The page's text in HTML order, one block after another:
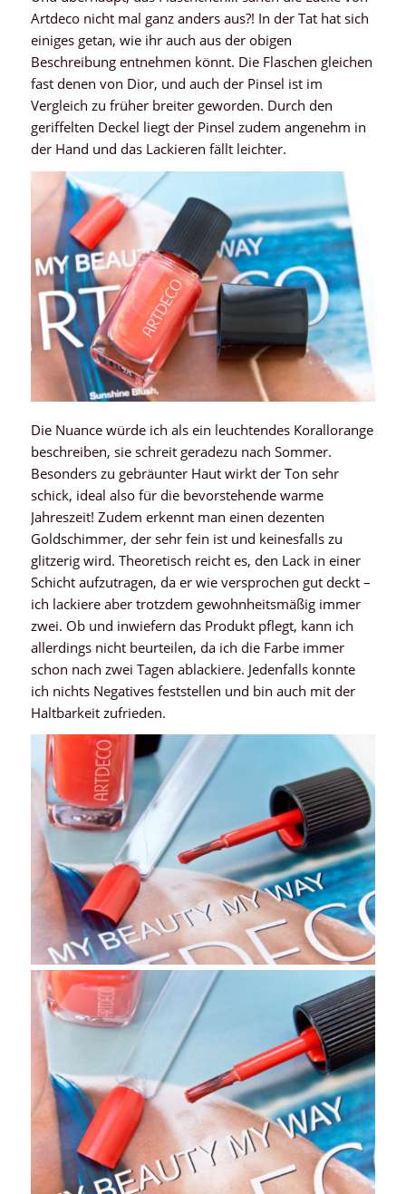
Artdeco nicht mal ganz anders aus?! In der Tat hat sich
einiges getan, wie ihr auch aus der obigen
Beschreibung entnehmen könnt. Die Flaschen gleichen
fast denen von Dior, und auch der Pinsel ist im
Vergleich zu früher breiter geworden. Durch den
geriffelten Deckel liegt der Pinsel zudem angenehm in
der Hand und das Lackieren fällt leichter.
Die Nuance würde ich als ein leuchtendes Korallorange
beschreiben, sie schreit geradezu nach Sommer.
Besonders zu gebräunter Haut wirkt der Ton sehr
schick, ideal also für die bevorstehende warme
Jahreszeit! Zudem erkennt man einen dezenten
Goldschimmer, der sehr fein ist und keinesfalls zu
glitzerig wird. Theoretisch reicht es, den Lack in einer
Schicht aufzutragen, da er wie versprochen gut deckt –
ich lackiere aber trotzdem gewohnheitsmäßig immer
zwei. Ob und inwiefern das Produkt pflegt, kann ich
allerdings nicht beurteilen, da ich die Farbe immer
schon nach zwei Tagen ablackiere. Jedenfalls konnte
ich nichts Negatives feststellen und bin auch mit der
Haltbarkeit zufrieden.